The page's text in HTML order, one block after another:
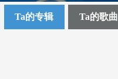
Ta的专辑 Ta的歌曲